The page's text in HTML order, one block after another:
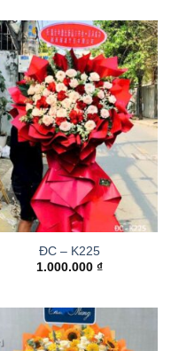
ĐC – K225
1.000.000 ₫